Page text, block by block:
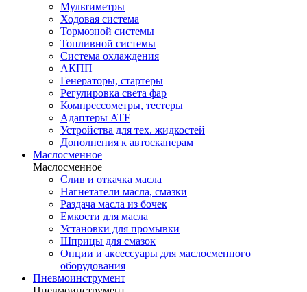
Мультиметры
Ходовая система
Тормозной системы
Топливной системы
Система охлаждения
АКПП
Генераторы, стартеры
Регулировка света фар
Компрессометры, тестеры
Адаптеры ATF
Устройства для тех. жидкостей
Дополнения к автосканерам
Маслосменное
Маслосменное
Слив и откачка масла
Нагнетатели масла, смазки
Раздача масла из бочек
Емкости для масла
Установки для промывки
Шприцы для смазок
Опции и аксессуары для маслосменного
оборудования
Пневмоинструмент